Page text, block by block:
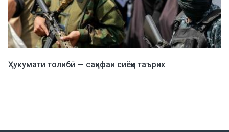
Ҳукумати толибӣ — саҳифаи сиёҳи таърих